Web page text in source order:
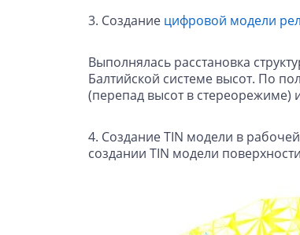
3. Создание цифровой модели
Выполнялась расстановка
Балтийской системе высот. По
(перепад высот в стереорежиме)
4. Создание TIN модели в
создании TIN модели